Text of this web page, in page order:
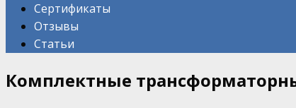
Сертификаты
Отзывы
Статьи
Комплектные